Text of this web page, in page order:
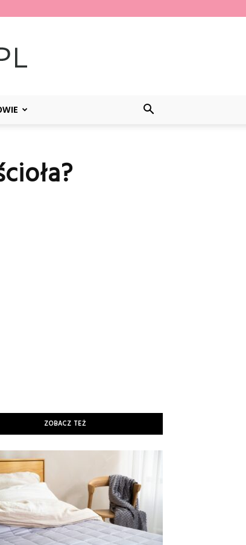
ZOBACZ TEŻ